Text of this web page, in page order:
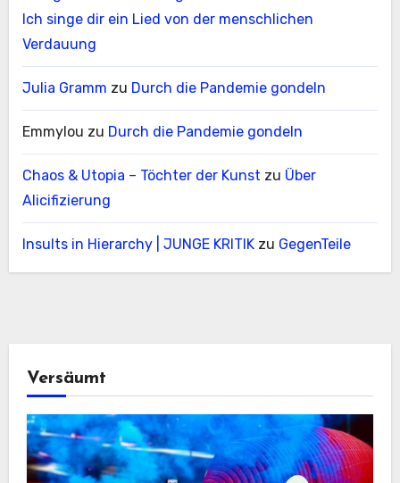
Ich singe dir ein Lied von der menschlichen
Verdauung
Julia Gramm zu Durch die Pandemie gondeln
Emmylou zu Durch die Pandemie gondeln
Chaos & Utopia – Töchter der Kunst zu Über
Alicifizierung
Insults in Hierarchy | JUNGE KRITIKzu GegenTeile
Versäumt